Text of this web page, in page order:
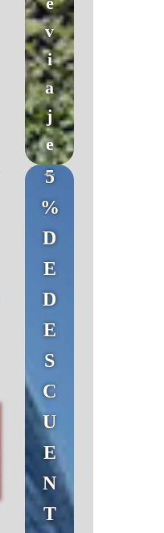
v
i
a
j
e
5
%
D
E
D
E
S
C
U
E
N
T